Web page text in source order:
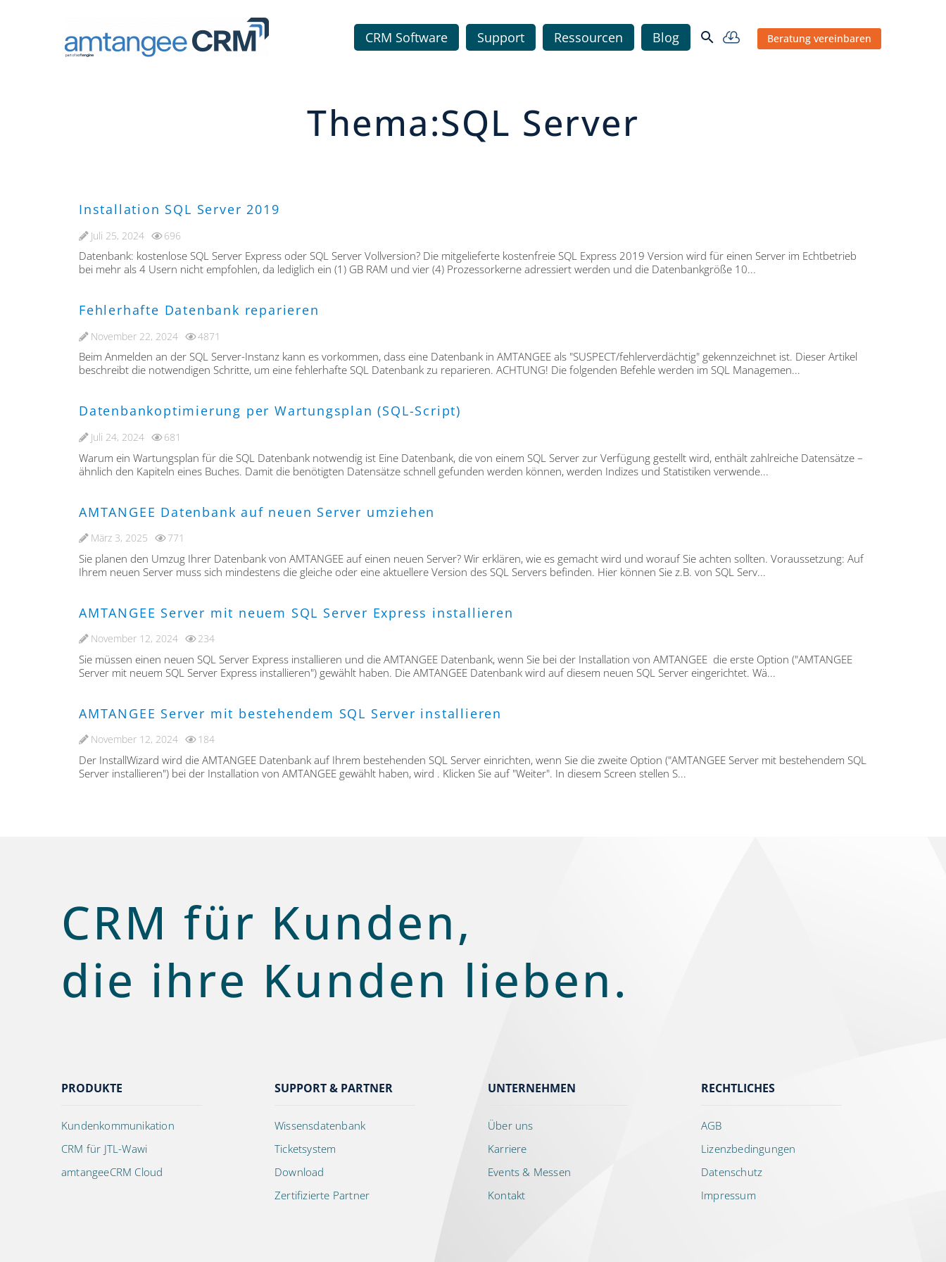
CRM Software Support Ressourcen Blog 
 Beratung vereinbaren
Thema:SQL Server
Installation SQL Server 2019
Juli 25, 2024 696
Datenbank: kostenlose SQL Server Express oder SQL Server Vollversion? Die mitgelieferte kostenfreie SQL Express 2019 Version wird für einen Server im Echtbetrieb
bei mehr als 4 Usern nicht empfohlen, da lediglich ein (1) GB RAM und vier (4) Prozessorkerne adressiert werden und die Datenbankgröße 10...
Fehlerhafte Datenbank reparieren
November 22, 2024 4871
Beim Anmelden an der SQL Server-Instanz kann es vorkommen, dass eine Datenbank in AMTANGEE als "SUSPECT/fehlerverdächtig" gekennzeichnet ist. Dieser Artikel
beschreibt die notwendigen Schritte, um eine fehlerhafte SQL Datenbank zu reparieren. ACHTUNG! Die folgenden Befehle werden im SQL Managemen...
Datenbankoptimierung per Wartungsplan (SQL-Script)
Juli 24, 2024 681
Warum ein Wartungsplan für die SQL Datenbank notwendig ist Eine Datenbank, die von einem SQL Server zur Verfügung gestellt wird, enthält zahlreiche Datensätze –
ähnlich den Kapiteln eines Buches. Damit die benötigten Datensätze schnell gefunden werden können, werden Indizes und Statistiken verwende...
AMTANGEE Datenbank auf neuen Server umziehen
März 3, 2025 771
Sie planen den Umzug Ihrer Datenbank von AMTANGEE auf einen neuen Server? Wir erklären, wie es gemacht wird und worauf Sie achten sollten. Voraussetzung: Auf
Ihrem neuen Server muss sich mindestens die gleiche oder eine aktuellere Version des SQL Servers befinden. Hier können Sie z.B. von SQL Serv...
AMTANGEE Server mit neuem SQL Server Express installieren
November 12, 2024 234
Sie müssen einen neuen SQL Server Express installieren und die AMTANGEE Datenbank, wenn Sie bei der Installation von AMTANGEE die erste Option ("AMTANGEE
Server mit neuem SQL Server Express installieren") gewählt haben. Die AMTANGEE Datenbank wird auf diesem neuen SQL Server eingerichtet. Wä...
AMTANGEE Server mit bestehendem SQL Server installieren
November 12, 2024 184
Der InstallWizard wird die AMTANGEE Datenbank auf Ihrem bestehenden SQL Server einrichten, wenn Sie die zweite Option ("AMTANGEE Server mit bestehendem SQL
Server installieren") bei der Installation von AMTANGEE gewählt haben, wird . Klicken Sie auf "Weiter". In diesem Screen stellen S...
CRM für Kunden,
die ihre Kunden lieben.
PRODUKTE
Kundenkommunikation
CRM für JTL-Wawi
amtangeeCRM Cloud
SUPPORT & PARTNER
Wissensdatenbank
Ticketsystem
Download
Zertifizierte Partner
UNTERNEHMEN
Über uns
Karriere
Events & Messen
Kontakt
RECHTLICHES
AGB
Lizenzbedingungen
Datenschutz
Impressum